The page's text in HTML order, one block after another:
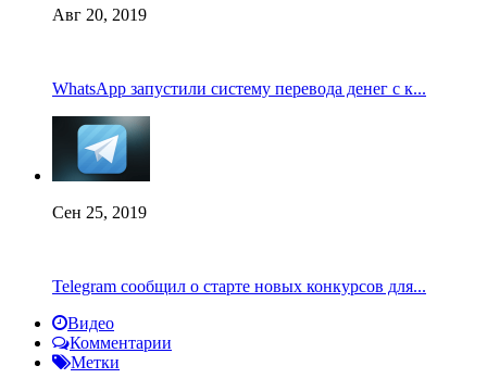
Авг 20, 2019
WhatsApp запустили систему перевода денег с к...
Сен 25, 2019
Telegram сообщил о старте новых конкурсов для...
Видео
Комментарии
Метки